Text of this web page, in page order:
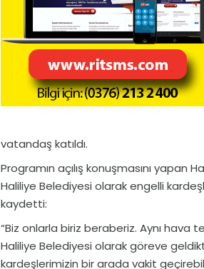
vatandaş katıldı.
Programın açılış konuşmasını yapan
Haliliye Belediyesi olarak engelli
kaydetti:
“Biz onlarla biriz beraberiz. Aynı hava
Haliliye Belediyesi olarak göreve
kardeşlerimizin bir arada vakit